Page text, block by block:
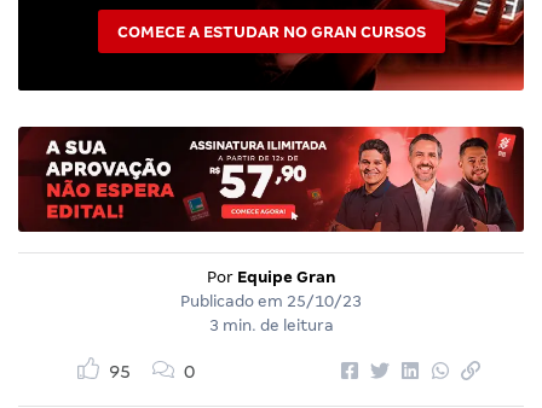
COMECE A ESTUDAR NO GRAN CURSOS
Por Equipe Gran
Publicado em 25/10/23
3 min. de leitura
95 0